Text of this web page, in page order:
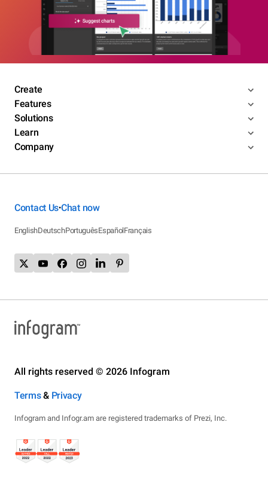
Create
Features
Solutions
Learn
Company
Contact Us•Chat now
EnglishDeutschPortuguêsEspañolFrançais
All rights reserved © 2026 Infogram
Terms& Privacy
Infogram and Infogr.am are registered trademarks of Prezi, Inc.